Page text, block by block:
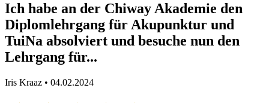
Ich habe an der Chiway Akademie den
Diplomlehrgang für Akupunktur und
TuiNa absolviert und besuche nun den
Lehrgang für...
Iris Kraaz • 04.02.2024